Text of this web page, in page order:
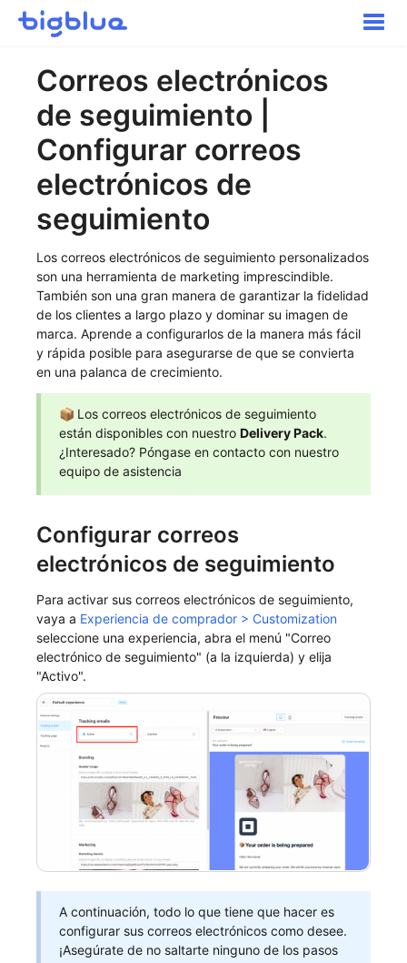
Envíos de entrada
Inventario
Transporte
Buyer Experience
Otros
Correos electrónicos
de seguimiento |
Configurar correos
electrónicos de
seguimiento
Los correos electrónicos de seguimiento personalizados
son una herramienta de marketing imprescindible.
También son una gran manera de garantizar la fidelidad
de los clientes a largo plazo y dominar su imagen de
marca. Aprende a configurarlos de la manera más fácil
y rápida posible para asegurarse de que se convierta
en una palanca de crecimiento.
📦 Los correos electrónicos de seguimiento
están disponibles con nuestroDelivery Pack.
¿Interesado? Póngase en contacto con nuestro
equipo de asistencia
Configurar correos
electrónicos de seguimiento
Para activar sus correos electrónicos de seguimiento,
vaya a Experiencia de comprador > Customization
seleccione una experiencia, abra el menú "Correo
electrónico de seguimiento" (a la izquierda) y elija
"Activo".
A continuación, todo lo que tiene que hacer es
configurar sus correos electrónicos como desee.
¡Asegúrate de no saltarte ninguno de los pasos